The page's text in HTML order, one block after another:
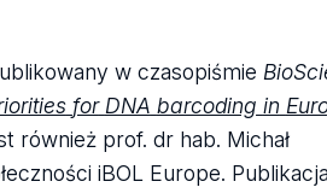
w czasopiśmie
for DNA barcoding in
również prof. dr hab. Michał
iBOL Europe.